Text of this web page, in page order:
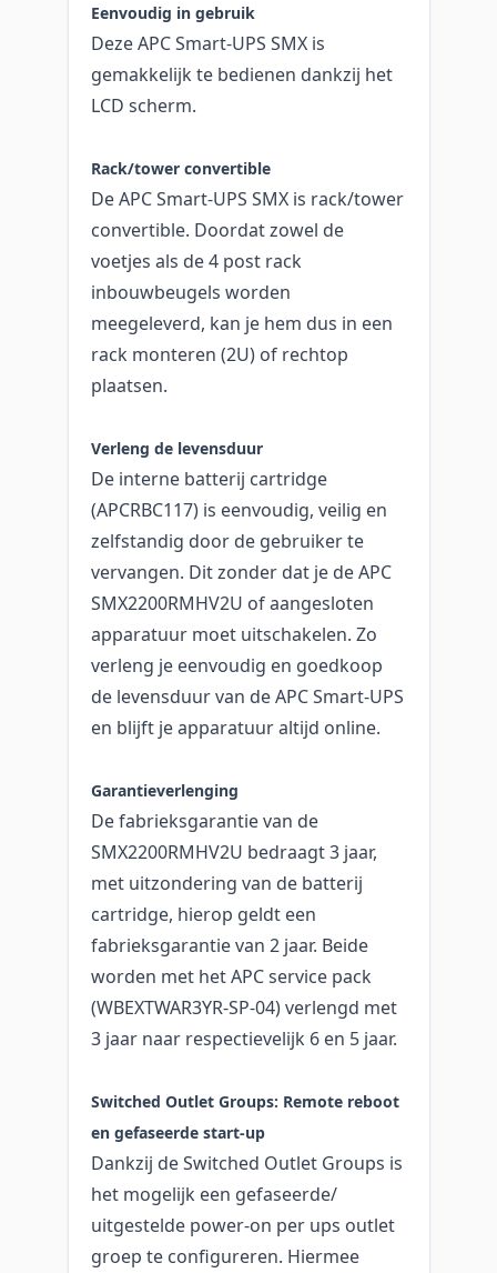
Eenvoudig in gebruik
Deze APC Smart-UPS SMX is
gemakkelijk te bedienen dankzij het
LCD scherm.
Rack/tower convertible
De APC Smart-UPS SMX is rack/tower
convertible. Doordat zowel de
voetjes als de 4 post rack
inbouwbeugels worden
meegeleverd, kan je hem dus in een
rack monteren (2U) of rechtop
plaatsen.
Verleng de levensduur
De interne batterij cartridge
(APCRBC117) is eenvoudig, veilig en
zelfstandig door de gebruiker te
vervangen. Dit zonder dat je de APC
SMX2200RMHV2U of aangesloten
apparatuur moet uitschakelen. Zo
verleng je eenvoudig en goedkoop
de levensduur van de APC Smart-UPS
en blijft je apparatuur altijd online.
Garantieverlenging
De fabrieksgarantie van de
SMX2200RMHV2U bedraagt 3 jaar,
met uitzondering van de batterij
cartridge, hierop geldt een
fabrieksgarantie van 2 jaar. Beide
worden met het APC service pack
(WBEXTWAR3YR-SP-04) verlengd met
3 jaar naar respectievelijk 6 en 5 jaar.
Switched Outlet Groups: Remote reboot
en gefaseerde start-up
Dankzij de Switched Outlet Groups is
het mogelijk een gefaseerde/
uitgestelde power-on per ups outlet
groep te configureren. Hiermee